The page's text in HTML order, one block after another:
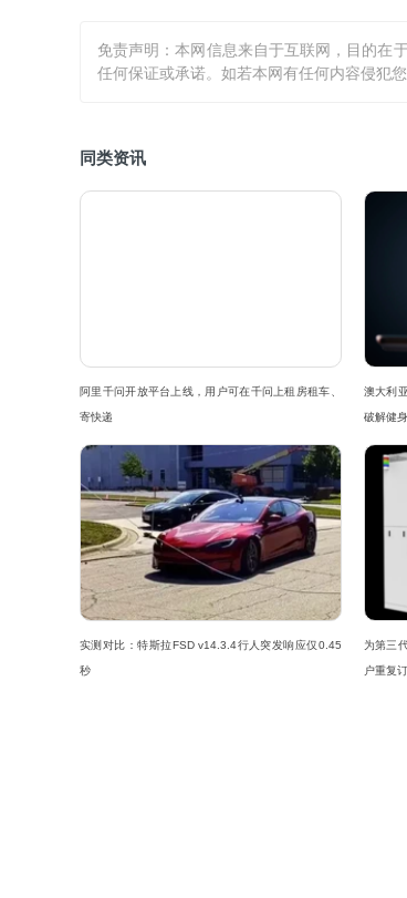
免责声明：本网信息来自于互联网，目的在
任何保证或承诺。如若本网有任何内容侵犯
同类资讯
阿里千问开放平台上线，用户可在千问上租房租车、
寄快递
澳大利
破解健
实测对比：特斯拉FSD v14.3.4行人突发响应仅0.45
秒
为第三
户重复